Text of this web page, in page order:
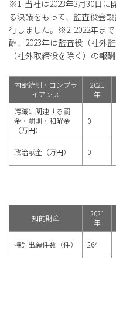
※1: 当社は2023年3月30日に
る決議をもって、監査役会
行しました。※2: 2022年ま
酬、2023年は監査役（社外
（社外取締役を除く）の報
内部統制・コンプラ
イアンス
2021
年
汚職に関連する罰
金・罰則・和解金
（万円）
0
政治献金（万円） 0
知的財産
2021
年
特許出願件数（件） 264